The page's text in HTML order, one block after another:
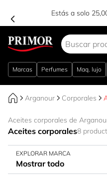
Estás a solo
Marcas Perfumes Maq. lujo
Arganour Corporales
Aceites corporales de
Aceites corporales8
EXPLORAR MARCA
Mostrar todo